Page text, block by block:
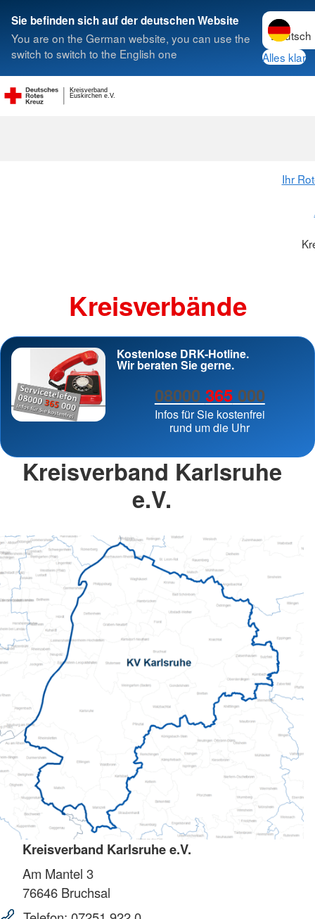
Sie befinden sich auf der deutschen Website
You are on the German website, you can use the
switch to switch to the English one
Sprache
Alles klar
Euskirchen e.V.
Kreisverband
Suche
Ihr
Kreisverbände
Kostenlose DRK-Hotline.
Wir beraten Sie gerne.
08000 365000
Infos für Sie kostenfrei
rund um die Uhr
Kreisverband Karlsruhe
e.V.
Kreisverband Karlsruhe e.V.
Am Mantel 3
76646 Bruchsal